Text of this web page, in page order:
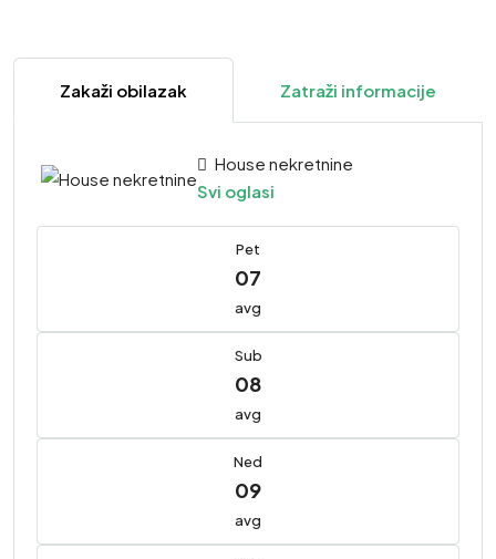
Zakaži obilazak Zatraži informacije
House nekretnine
Svi oglasi
Pet
07
avg
Sub
08
avg
Ned
09
avg